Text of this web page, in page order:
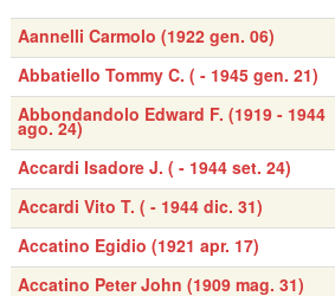
Aannelli Carmolo (1922 gen. 06)
Abbatiello Tommy C. ( - 1945 gen. 21)
Abbondandolo Edward F. (1919 - 1944
ago. 24)
Accardi Isadore J. ( - 1944 set. 24)
Accardi Vito T. ( - 1944 dic. 31)
Accatino Egidio (1921 apr. 17)
Accatino Peter John (1909 mag. 31)